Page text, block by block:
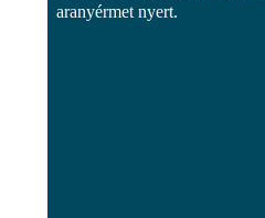
aranyérmet nyert.